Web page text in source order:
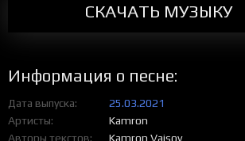
СКАЧАТЬ МУЗЫКУ
Информация о песне:
Дата выпуска
25.03.2021
Артисты
Kamron
Авторы текстов
Kamron Vaisov